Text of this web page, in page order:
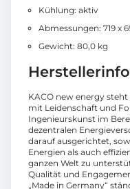
Kühlung: aktiv
Abmessungen: 719 x
Gewicht: 80,0 kg
KACO new energy
mit Leidenschaft und
Ingenieurskunst im
dezentralen
darauf ausgerichtet,
Energien als auch
ganzen Welt zu
Qualität und
„Made in Germany“